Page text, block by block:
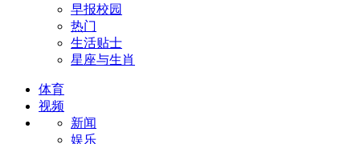
早报校园
热门
生活贴士
星座与生肖
体育
视频
新闻
娱乐